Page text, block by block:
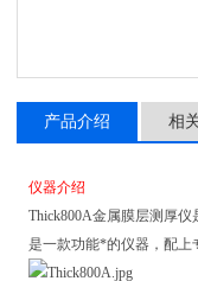
产品介绍 相
仪器介绍
Thick800A金属膜层测厚
是一款功能*的仪器，配上